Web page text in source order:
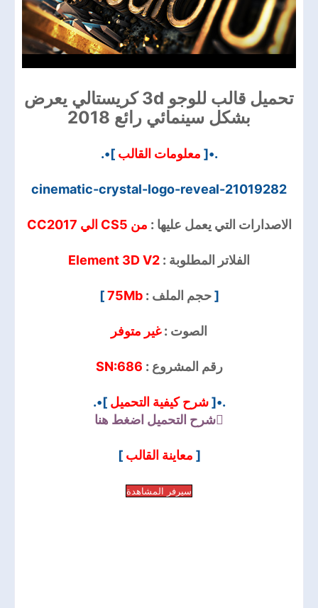
تحميل قالب للوجو 3d كريستالي يعرض
بشكل سينمائي رائع 2018
.•[ معلومات القالب ]•.
cinematic-crystal-logo-reveal-21019282
الاصدارات التي يعمل عليها : من CS5 الي CC2017
الفلاتر المطلوبة : Element 3D V2
[حجم الملف :75Mb
]
الصوت :غير متوفر
رقم المشروع : SN:686
.•[شرح كيفية التحميل ]•.
شرح التحميل اضغط هنا
[ معاينة القالب]
سيرفر المشاهدة